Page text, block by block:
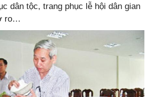
dân tộc, trang phục lễ hội dân gian
ro…